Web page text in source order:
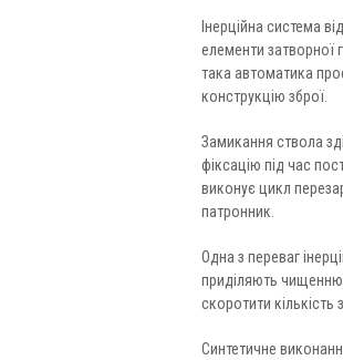
Інерційна система
елементи затворної
така автоматика
конструкцію зброї.
Замикання ствола
фіксацію під час
виконує цикл
патронник.
Одна з переваг
приділяють чищенню
скоротити
Синтетичне